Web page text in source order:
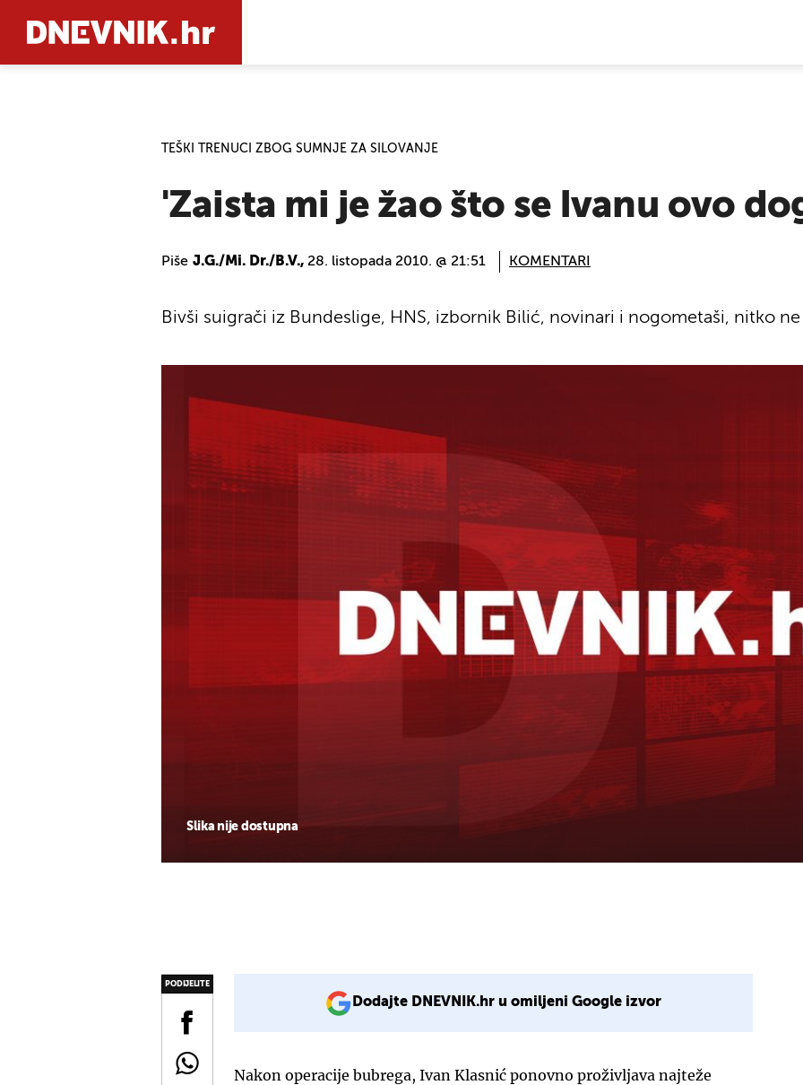
TEŠKI TRENUCI ZBOG SUMNJE ZA SILOVANJE
'Zaista mi je žao što se Ivanu ovo
Piše J.G./Mi. Dr./B.V., 28. listopada 2010. @ 21:51 KOMENTARI
Slika nije dostupna
Bivši suigrači iz Bundeslige, HNS, izbornik Bilić, novinari i nogometaši, nitko
PODIJELITE
Dodajte DNEVNIK.hr u omiljeni Google izvor
Nakon operacije bubrega, Ivan Klasnić ponovno proživljava najteže